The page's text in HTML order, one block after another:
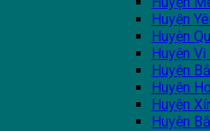
Huyện
Huyện
Huyện Vị
Huyện
Huyện
Huyện
Huyện